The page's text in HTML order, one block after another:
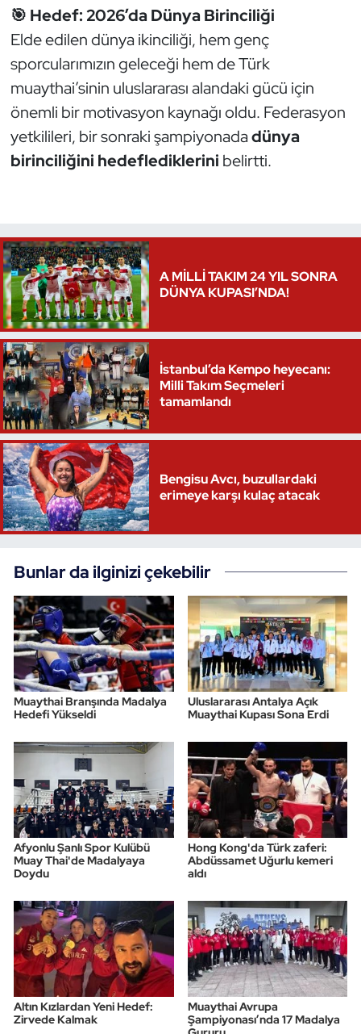
🎯 Hedef: 2026’da Dünya Birinciliği
Elde edilen dünya ikinciliği, hem genç
sporcularımızın geleceği hem de Türk
muaythai’sinin uluslararası alandaki gücü için
önemli bir motivasyon kaynağı oldu. Federasyon
yetkilileri, bir sonraki şampiyonadadünya
birinciliğini hedeflediklerini belirtti.
A MİLLİ TAKIM 24 YIL SONRA
DÜNYA KUPASI’NDA!
İstanbul’da Kempo heyecanı:
Milli Takım Seçmeleri
tamamlandı
Bengisu Avcı, buzullardaki
erimeye karşı kulaç atacak
Bunlar da ilginizi çekebilir
Muaythai Branşında Madalya
Hedefi Yükseldi
Uluslararası Antalya Açık
Muaythai Kupası Sona Erdi
Afyonlu Şanlı Spor Kulübü
Muay Thai'de Madalyaya
Doydu
Hong Kong'da Türk zaferi:
Abdüssamet Uğurlu kemeri
aldı
Altın Kızlardan Yeni Hedef:
Zirvede Kalmak
Muaythai Avrupa
Şampiyonası’nda 17 Madalya